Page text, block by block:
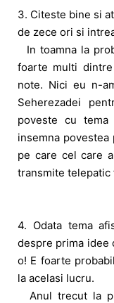
3. Citeste bine si
de zece ori si
In toamna la
foarte multi
note. Nici eu n-
Seherezadei
poveste cu
insemna
pe care cel care
transmite
4. Odata tema
despre prima idee
o! E foarte
la acelasi lucru.
Anul trecut la